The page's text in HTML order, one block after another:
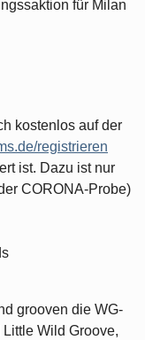
für Milan
kostenlos auf der
registrieren
ist. Dazu ist nur
CORONA-Probe)
grooven die WG-
Wild Groove,